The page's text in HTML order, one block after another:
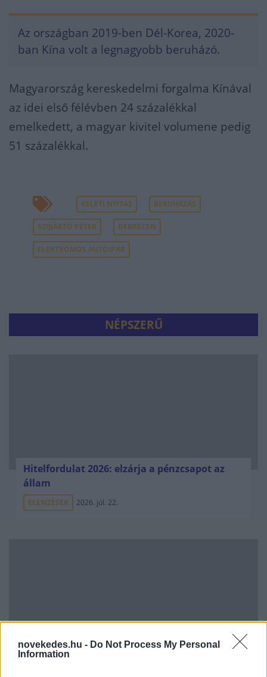
novekedes.hu - Do Not Process My Personal
Information
Az országban 2019-ben Dél-Korea, 2020-
ban Kína volt a legnagyobb beruházó.
Magyarország kereskedelmi forgalma Kínával
az idei első félévben 24 százalékkal
emelkedett, a magyar kivitel volumene pedig
51 százalékkal.
KELETI NYITÁS BERUHÁZÁS
SZIJJÁRTÓ PÉTER DEBRECEN
ELEKTROMOS AUTÓIPAR
NÉPSZERŰ
Hitelfordulat 2026: elzárja a pénzcsapot az
állam
ELEMZÉSEK 2026. júl. 22.
Vagyonvisszaszerzés: amikor a pénz